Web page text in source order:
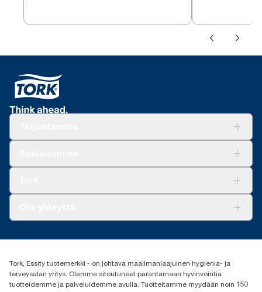
(+358) 9 5068 8222
Oy Essity Finland Ab
Revontulenkuja 1
02100 Espoo
Tork, Essity tuotemerkki - on johtava maailmanlaajuinen hygienia- ja
terveysalan yritys. Olemme sitoutuneet parantamaan hyvinvointia
tuotteidemme ja palveluidemme avulla. Tuotteitamme myydään noin 150